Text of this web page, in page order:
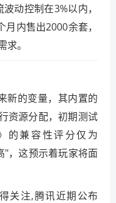
动控制在3%以内，
内售出2000余套，
。
新的变量，其内置的
资源分配，初期测试
的兼容性评分仅为
"，这预示着玩家将面
关注,腾讯近期公布